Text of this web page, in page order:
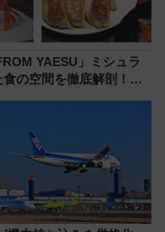
YAESU」ミシュラ
の空間を徹底解剖！